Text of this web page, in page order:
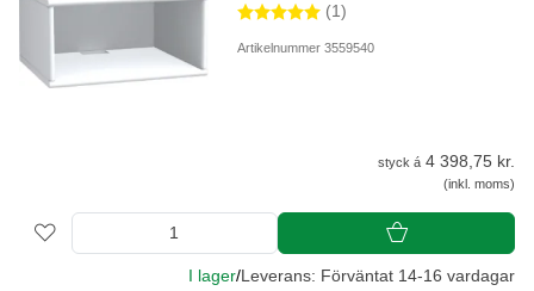
(1)
Artikelnummer 3559540
styck á 4 398,75 kr.
(inkl. moms)
I lager/Leverans: Förväntat 14-16 vardagar